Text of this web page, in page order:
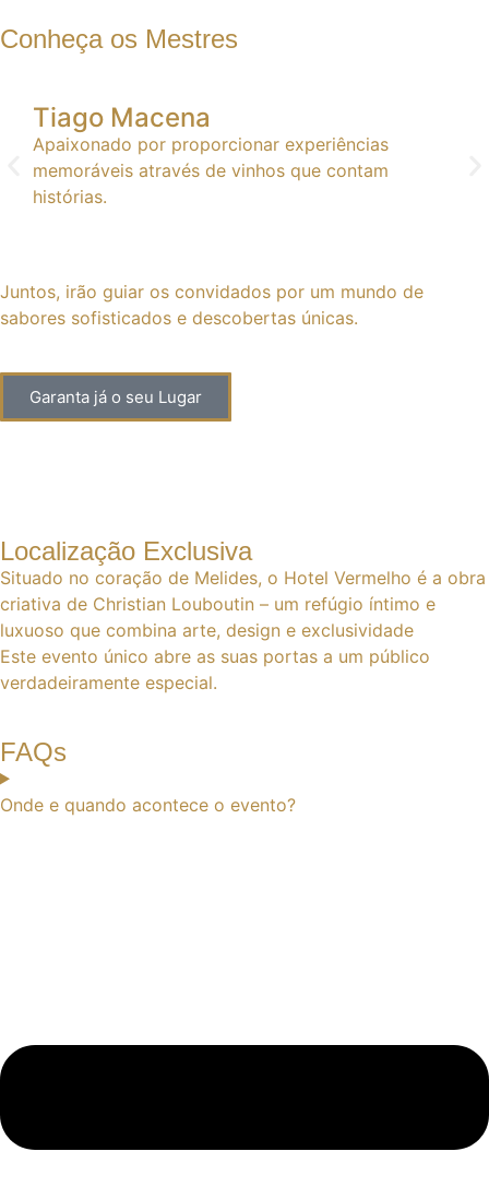
Conheça os Mestres
Tiago Macena
Apaixonado por proporcionar experiências
memoráveis através de vinhos que contam
histórias.
Juntos, irão guiar os convidados por um mundo de
sabores sofisticados e descobertas únicas.
Garanta já o seu Lugar
Localização Exclusiva
Situado no coração de Melides, o Hotel Vermelho é a obra
criativa de Christian Louboutin – um refúgio íntimo e
luxuoso que combina arte, design e exclusividade
Este evento único abre as suas portas a um público
verdadeiramente especial.
FAQs
Onde e quando acontece o evento?